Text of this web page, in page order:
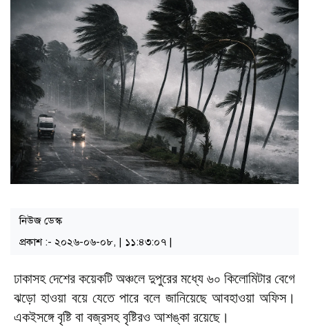
নিউজ ডেস্ক
প্রকাশ :- ২০২৬-০৬-০৮, | ১১:৪৩:০৭ |
ঢাকাসহ দেশের কয়েকটি অঞ্চলে দুপুরের মধ্যে ৬০ কিলোমিটার বেগে
ঝড়ো হাওয়া বয়ে যেতে পারে বলে জানিয়েছে আবহাওয়া অফিস।
একইসঙ্গে বৃষ্টি বা বজ্রসহ বৃষ্টিরও আশঙ্কা রয়েছে।